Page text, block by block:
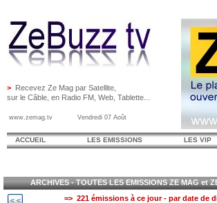
> Recevez Ze Mag par Satellite,
sur le Câble, en Radio FM, Web, Tablette...
www.zemag.tv Vendredi 07 Août
ACCUEIL LES EMISSIONS LES VIP
ARCHIVES - TOUTES LES EMISSIONS ZE MAG et
=> 221 émissions à ce jour - par date de